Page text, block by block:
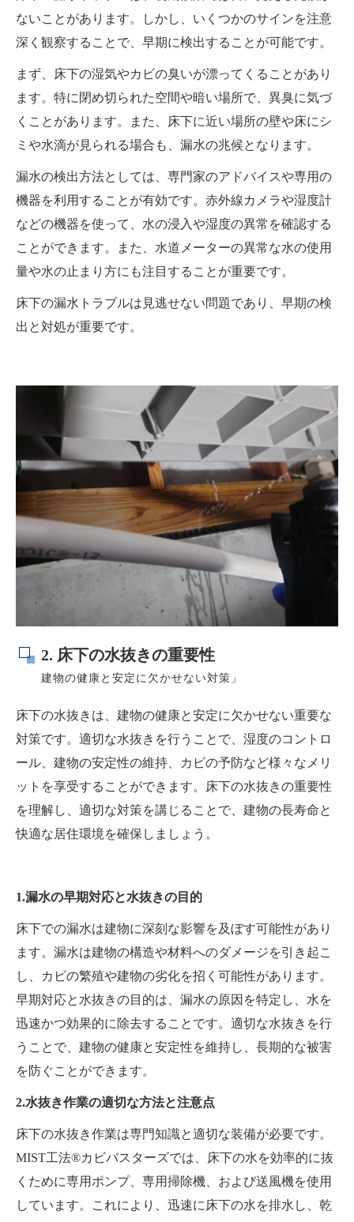
ないことがあります。しかし、いくつかのサインを注意
深く観察することで、早期に検出することが可能です。
まず、床下の湿気やカビの臭いが漂ってくることがあり
ます。特に閉め切られた空間や暗い場所で、異臭に気づ
くことがあります。また、床下に近い場所の壁や床にシ
ミや水滴が見られる場合も、漏水の兆候となります。
漏水の検出方法としては、専門家のアドバイスや専用の
機器を利用することが有効です。赤外線カメラや湿度計
などの機器を使って、水の浸入や湿度の異常を確認する
ことができます。また、水道メーターの異常な水の使用
量や水の止まり方にも注目することが重要です。
床下の漏水トラブルは見逃せない問題であり、早期の検
出と対処が重要です。
2. 床下の水抜きの重要性
建物の健康と安定に欠かせない対策」
床下の水抜きは、建物の健康と安定に欠かせない重要な
対策です。適切な水抜きを行うことで、湿度のコントロ
ール、建物の安定性の維持、カビの予防など様々なメリ
ットを享受することができます。床下の水抜きの重要性
を理解し、適切な対策を講じることで、建物の長寿命と
快適な居住環境を確保しましょう。
1.漏水の早期対応と水抜きの目的
床下での漏水は建物に深刻な影響を及ぼす可能性があり
ます。漏水は建物の構造や材料へのダメージを引き起こ
し、カビの繁殖や建物の劣化を招く可能性があります。
早期対応と水抜きの目的は、漏水の原因を特定し、水を
迅速かつ効果的に除去することです。適切な水抜きを行
うことで、建物の健康と安定性を維持し、長期的な被害
を防ぐことができます。
2.水抜き作業の適切な方法と注意点
床下の水抜き作業は専門知識と適切な装備が必要です。
MIST工法®カビバスターズでは、床下の水を効率的に抜
くために専用ポンプ、専用掃除機、および送風機を使用
しています。これにより、迅速に床下の水を排水し、乾